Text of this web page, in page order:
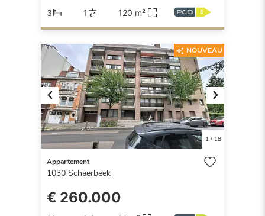
3 1 120 m²
Previous Next
1/ 18
NOUVEAU
Appartement
1030 Schaerbeek
€ 260.000